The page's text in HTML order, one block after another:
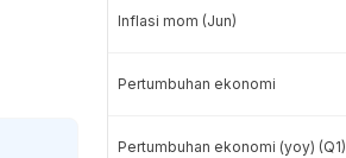
Inflasi mom (Jun)
Pertumbuhan ekonomi
Pertumbuhan ekonomi (yoy) (Q1)